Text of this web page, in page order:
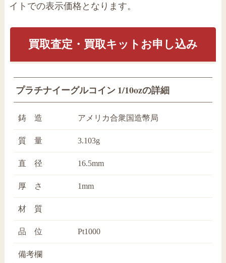
イトでの表示価格となります。
買取査定・買取キットお申し込み
プラチナイーグルコイン 1/10ozの詳細
鋳 造 アメリカ合衆国造幣局
質 量 3.103g
直 径 16.5mm
厚 さ 1mm
材 質
品 位 Pt1000
備考欄